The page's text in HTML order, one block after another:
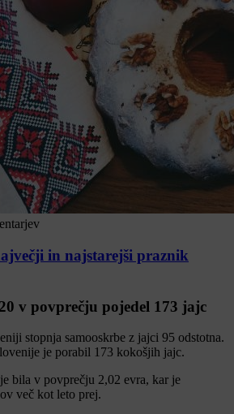
in najstarejši praznik
v povprečju pojedel 173 jajc
stopnja samooskrbe z jajci 95 odstotna.
je porabil 173 kokošjih jajc.
bila v povprečju 2,02 evra, kar je
več kot leto prej.